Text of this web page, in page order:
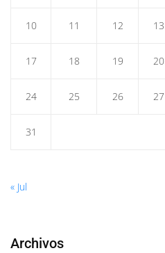
10 11 12 13
17 18 19 20
24 25 26 27
31
« Jul
Archivos